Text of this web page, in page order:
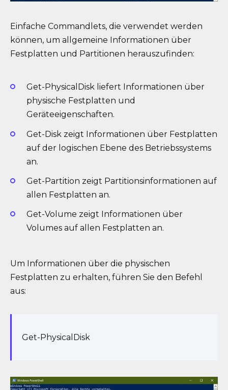
Einfache Commandlets, die verwendet werden
können, um allgemeine Informationen über
Festplatten und Partitionen herauszufinden:
Get-PhysicalDisk liefert Informationen über
physische Festplatten und
Geräteeigenschaften.
Get-Disk zeigt Informationen über Festplatten
auf der logischen Ebene des Betriebssystems
an.
Get-Partition zeigt Partitionsinformationen auf
allen Festplatten an.
Get-Volume zeigt Informationen über
Volumes auf allen Festplatten an.
Um Informationen über die physischen
Festplatten zu erhalten, führen Sie den Befehl
aus:
Get-PhysicalDisk